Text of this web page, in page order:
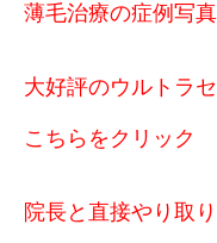
薄毛治療の症例写
大好評のウルトラ
こちらをクリック
院長と直接やり取